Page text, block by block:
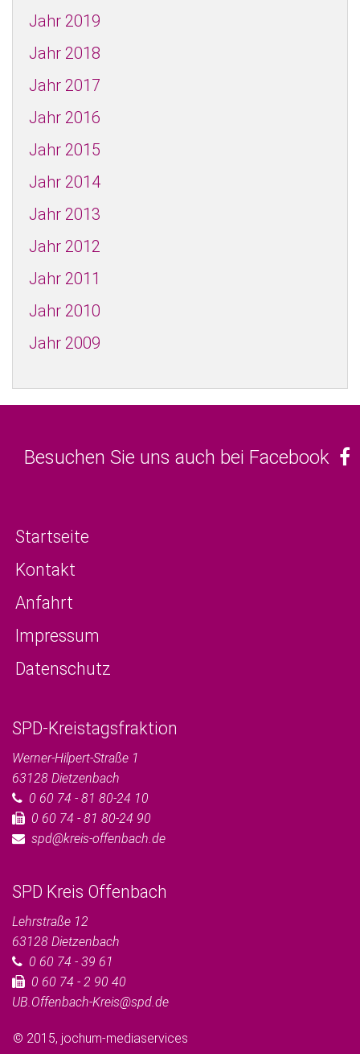
Jahr 2019
Jahr 2018
Jahr 2017
Jahr 2016
Jahr 2015
Jahr 2014
Jahr 2013
Jahr 2012
Jahr 2011
Jahr 2010
Jahr 2009
Besuchen Sie uns auch bei Facebook
Startseite
Kontakt
Anfahrt
Impressum
Datenschutz
SPD-Kreistagsfraktion
Werner-Hilpert-Straße 1
63128 Dietzenbach
0 60 74 - 81 80-24 10
0 60 74 - 81 80-24 90
spd@kreis-offenbach.de
SPD Kreis Offenbach
Lehrstraße 12
63128 Dietzenbach
0 60 74 - 39 61
0 60 74 - 2 90 40
UB.Offenbach-Kreis@spd.de
© 2015, jochum-mediaservices